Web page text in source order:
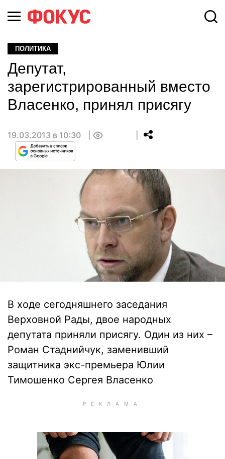
ПОЛИТИКА
Депутат,
зарегистрированный вместо
Власенко, принял присягу
19.03.2013 в 10:30
В ходе сегодняшнего заседания
Верховной Рады, двое народных
депутата приняли присягу. Один из них –
Роман Стаднийчук, заменивший
защитника экс-премьера Юлии
Тимошенко Сергея Власенко